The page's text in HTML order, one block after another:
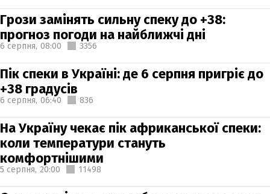
Грози замінять сильну спеку до +38:
прогноз погоди на найближчі дні
6 серпня, 08:00 3356
Пік спеки в Україні: де 6 серпня пригріє до
+38 градусів
6 серпня, 06:40 836
На Україну чекає пік африканської спеки:
коли температури стануть
комфортнішими
5 серпня, 20:00 11498